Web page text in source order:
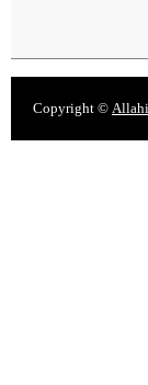
Copyright ©